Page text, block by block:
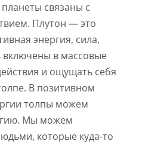
связаны с
Плутон — это
энергия, сила,
в массовые
и ощущать себя
В позитивном
толпы можем
Мы можем
которые куда-то